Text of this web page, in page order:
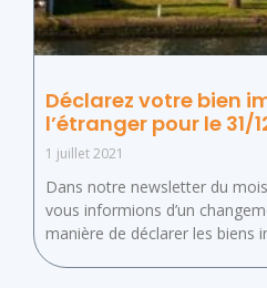
Déclarez votre bien
l’étranger pour le 31/
1 juillet 2021
Dans notre newsletter du
vous informions d’un
manière de déclarer les biens